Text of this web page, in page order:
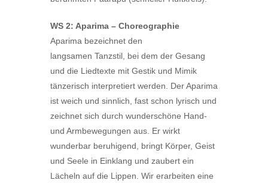
WS 2: Aparima – Choreographie
Aparima bezeichnet den
langsamen Tanzstil, bei dem der Gesang
und die Liedtexte mit Gestik und Mimik
tänzerisch interpretiert werden. Der Aparima
ist weich und sinnlich, fast schon lyrisch und
zeichnet sich durch wunderschöne Hand-
und Armbewegungen aus. Er wirkt
wunderbar beruhigend, bringt Körper, Geist
und Seele in Einklang und zaubert ein
Lächeln auf die Lippen. Wir erarbeiten eine